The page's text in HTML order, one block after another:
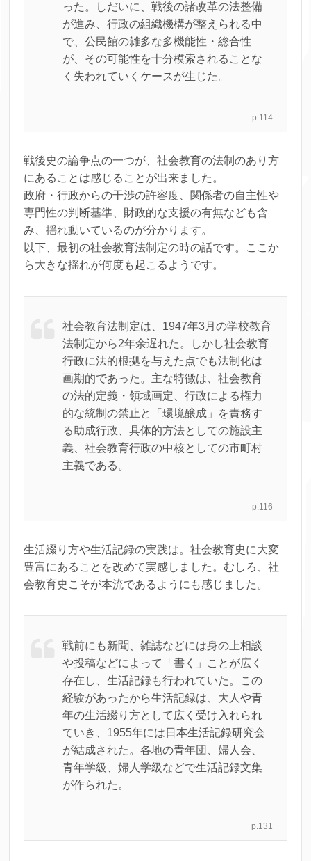
った。しだいに、戦後の諸改革の法整備
が進み、行政の組織機構が整えられる中
で、公民館の雑多な多機能性・総合性
が、その可能性を十分模索されることな
く失われていくケースが生じた。
p.114
戦後史の論争点の一つが、社会教育の法制のあり方
にあることは感じることが出来ました。
政府・行政からの干渉の許容度、関係者の自主性や
専門性の判断基準、財政的な支援の有無なども含
み、揺れ動いているのが分かります。
以下、最初の社会教育法制定の時の話です。ここか
ら大きな揺れが何度も起こるようです。
社会教育法制定は、1947年3月の学校教育
法制定から2年余遅れた。しかし社会教育
行政に法的根拠を与えた点でも法制化は
画期的であった。主な特徴は、社会教育
の法的定義・領域画定、行政による権力
的な統制の禁止と「環境醸成」を責務す
る助成行政、具体的方法としての施設主
義、社会教育行政の中核としての市町村
主義である。
p.116
生活綴り方や生活記録の実践は。社会教育史に大変
豊富にあることを改めて実感しました。むしろ、社
会教育史こそが本流であるようにも感じました。
戦前にも新聞、雑誌などには身の上相談
や投稿などによって「書く」ことが広く
存在し、生活記録も行われていた。この
経験があったから生活記録は、大人や青
年の生活綴り方として広く受け入れられ
ていき、1955年には日本生活記録研究会
が結成された。各地の青年団、婦人会、
青年学級、婦人学級などで生活記録文集
が作られた。
p.131